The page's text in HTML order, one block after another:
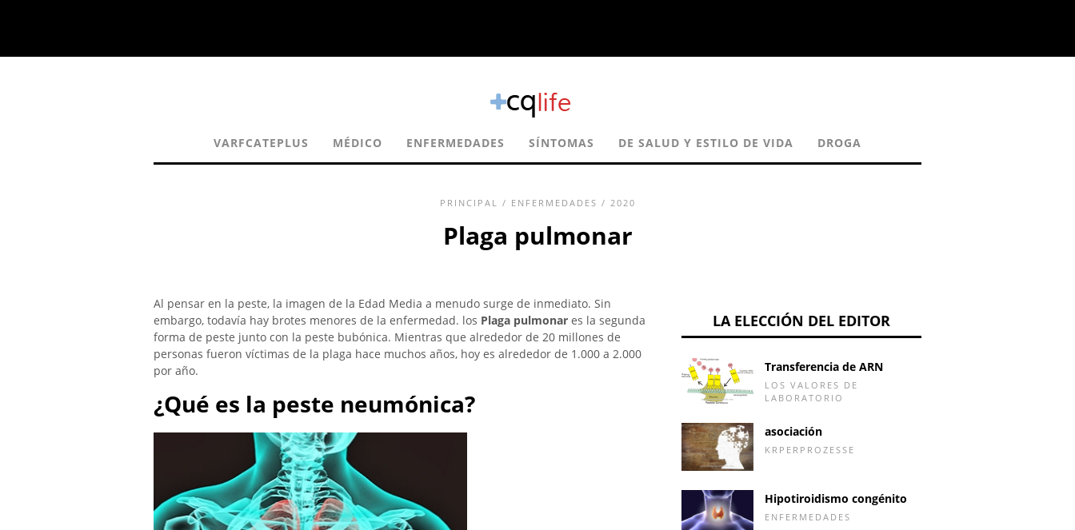
VARFCATEPLUS MÉDICO ENFERMEDADES SÍNTOMAS DE SALUD Y ESTILO DE VIDA DROGA
PRINCIPAL / ENFERMEDADES / 2020
Plaga pulmonar
Al pensar en la peste, la imagen de la Edad Media a menudo surge de inmediato. Sin
embargo, todavía hay brotes menores de la enfermedad. los Plaga pulmonar es la segunda
forma de peste junto con la peste bubónica. Mientras que alrededor de 20 millones de
personas fueron víctimas de la plaga hace muchos años, hoy es alrededor de 1.000 a 2.000
por año.
¿Qué es la peste neumónica?
LA ELECCIÓN DEL EDITOR
Transferencia de ARN
LOS VALORES DE
LABORATORIO
asociación
KRPERPROZESSE
Hipotiroidismo congénito
ENFERMEDADES